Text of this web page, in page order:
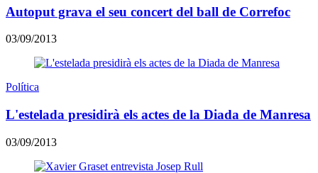
Autoput grava el seu concert del ball de Correfoc
03/09/2013
Política
L'estelada presidirà els actes de la Diada de Manresa
03/09/2013